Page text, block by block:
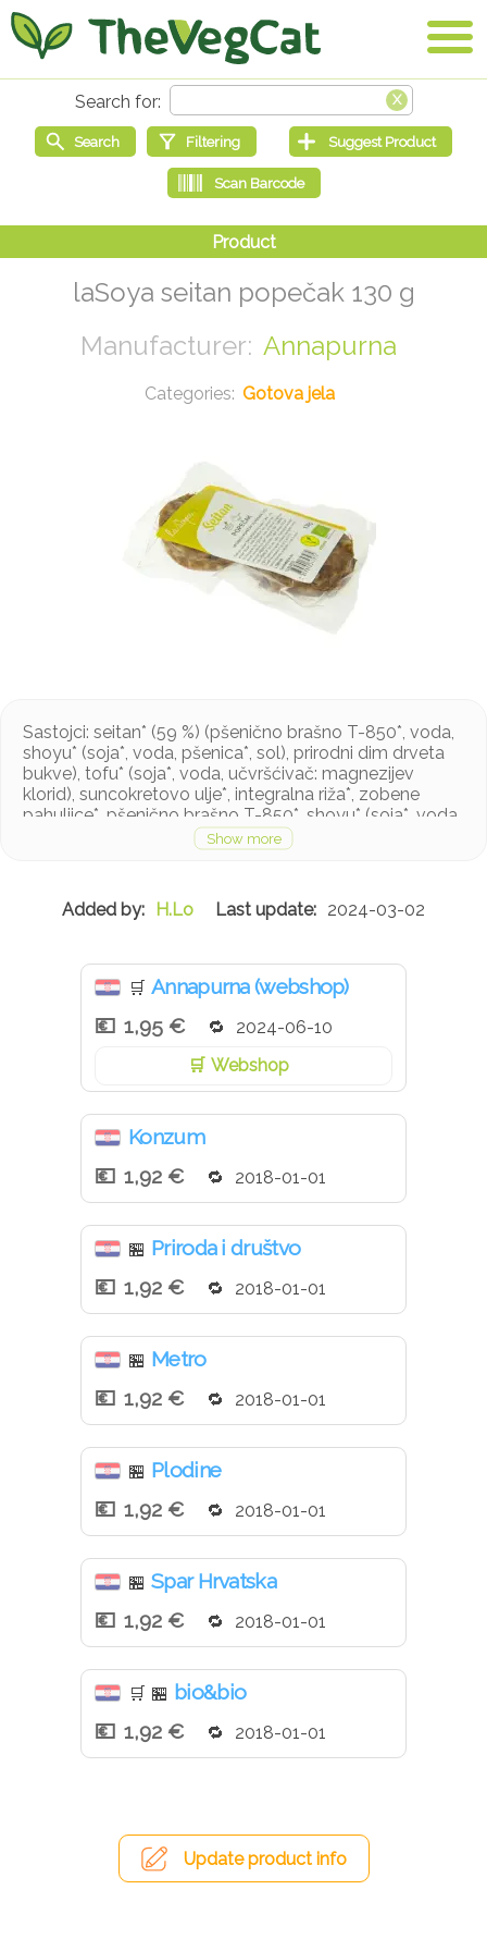
laSoya seitan popečak 130 g
Annapurna
Gotova jela
Sastojci: seitan* (59 %) (pšenično brašno T-850*, voda,
shoyu* (soja*, voda, pšenica*, sol), prirodni dim drveta
bukve), tofu* (soja*, voda, učvršćivač: magnezijev
klorid), suncokretovo ulje*, integralna riža*, zobene
pahuljice*, pšenično brašno T-850*, shoyu* (soja*, voda,
pšenica*, sol), sol, začini. *Kontroliran ekološki uzgoj
Mogući tragovi sezama i celera
H.Lo 2024-03-02
🛒 Annapurna (webshop)
1,95 €
2024-06-10
Webshop
Konzum
1,92 €
2018-01-01
🏪 Priroda i društvo
1,92 €
2018-01-01
🏪 Metro
1,92 €
2018-01-01
🏪 Plodine
1,92 €
2018-01-01
🏪 Spar Hrvatska
1,92 €
2018-01-01
🛒 🏪 bio&bio
1,92 €
2018-01-01
Update product info